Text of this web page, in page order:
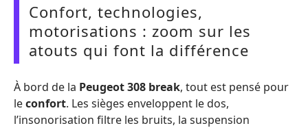
Confort, technologies,
motorisations : zoom sur les
atouts qui font la différence
À bord de la Peugeot 308 break, tout est pensé pour
leconfort. Les sièges enveloppent le dos,
l’insonorisation filtre les bruits, la suspension